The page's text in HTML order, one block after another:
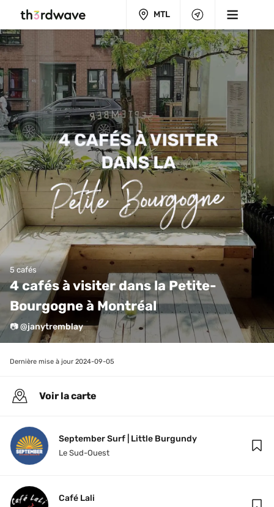
MTL
5 cafés
4 cafés à visiter dans la Petite-
Bourgogne à Montréal
📷 @janytremblay⁠
Dernière mise à jour 2024-09-05
Voir la carte
September Surf | Little Burgundy
Le Sud-Ouest
Café Lali